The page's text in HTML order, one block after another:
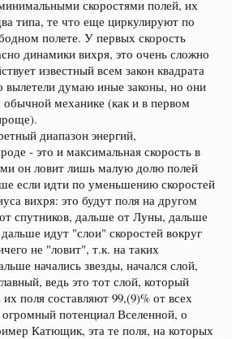
скоростями полей, их
типа, те что еще циркулируют по
полете. У первых скорость
динамики вихря, это очень сложно
известный всем закон квадрата
вылетели думаю иные законы, но они
механике (как и в первом
диапазон энергий,
- это и максимальная скорость в
он ловит лишь малую долю полей
если идти по уменьшению скоростей
вихря: это будут поля на другом
спутников, дальше от Луны, дальше
идут "слои" скоростей вокруг
не "ловит", т.к. на таких
начались звезды, начался слой,
ведь это тот слой, который
их поля составляют 99,(9)% от всех
огромный потенциал Вселенной, о
Катющик, эта те поля, на которых